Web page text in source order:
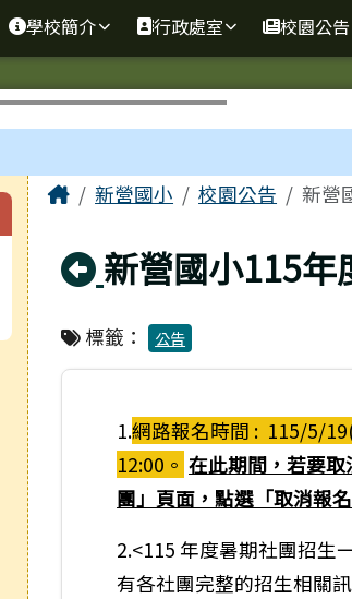
學校簡介 行政處室 校園公告
主內容區域
Home新營國小 校園公告 新營
回上頁
新營國小115年
標籤： 公告
1.網路報名時間 : 115/5/
12:00。 在此期間，若要
團」頁面，點選「取消報
2.<115 年度暑期社團招生
有各社團完整的招生相關